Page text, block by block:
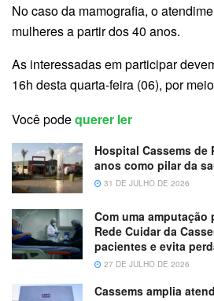
No caso da mamografia, o
mulheres a partir dos 40 anos.
As interessadas em participar
16h desta quarta-feira (06), por
Você podequerer ler
Hospital Cassems de
anos como pilar da
31 DE JULHO DE 2026
Com uma amputação
Rede Cuidar da
pacientes e evita
27 DE JULHO DE 2026
Cassems amplia